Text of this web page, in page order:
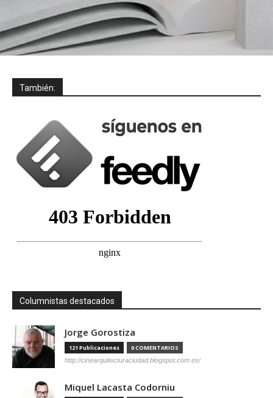
También:
Columnistas destacados
Jorge Gorostiza
121 Publicaciones 0 COMENTARIOS
http://cinearquitecturaciudad.blogspot.com.es/
Miquel Lacasta Codorniu